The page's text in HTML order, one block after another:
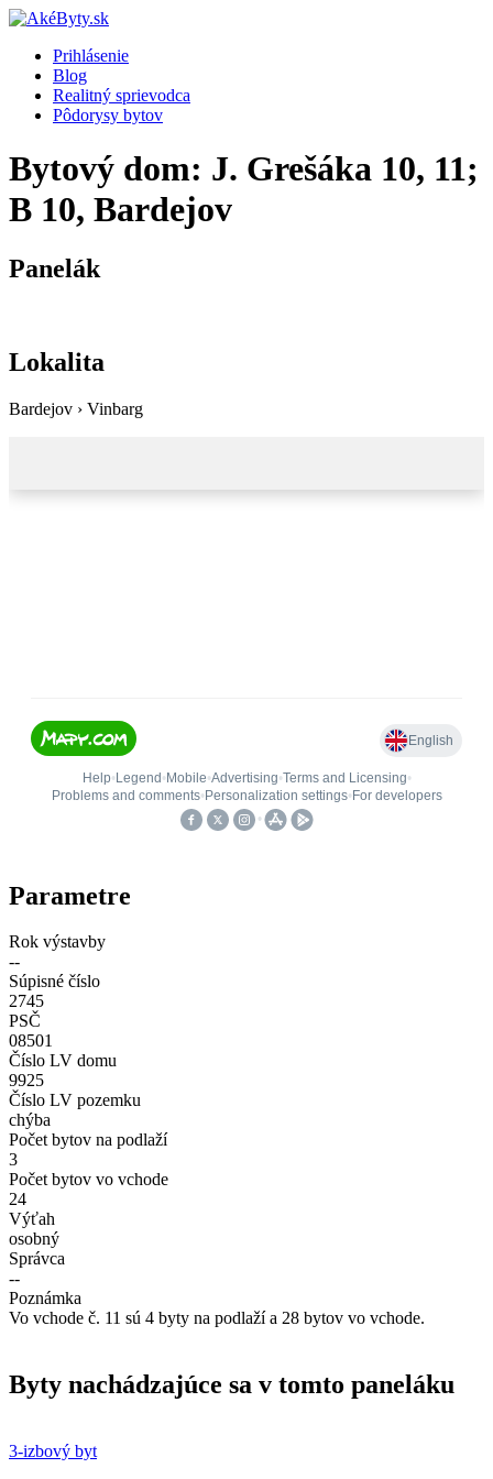
Prihlásenie
Blog
Realitný sprievodca
Pôdorysy bytov
Bytový dom: J. Grešáka 10, 11;
B 10, Bardejov
Panelák
Lokalita
Bardejov › Vinbarg
Parametre
Rok výstavby
--
Súpisné číslo
2745
PSČ
08501
Číslo LV domu
9925
Číslo LV pozemku
chýba
Počet bytov na podlaží
3
Počet bytov vo vchode
24
Výťah
osobný
Správca
--
Poznámka
Vo vchode č. 11 sú 4 byty na podlaží a 28 bytov vo vchode.
Byty nachádzajúce sa v tomto paneláku
3-izbový byt